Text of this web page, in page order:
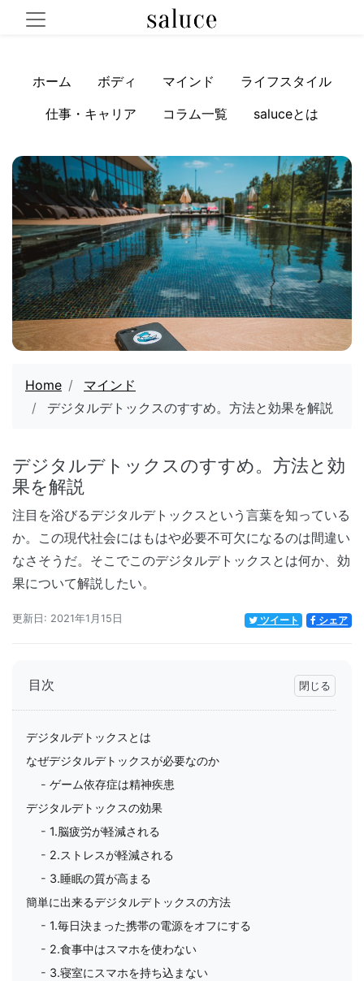
ホーム ボディ マインド
ライフスタイル
仕事・キャリア
コラム一覧 saluceとは
Home
マインド
デジタルデトックスのすすめ。方法と効果を解説
デジタルデトックスのすすめ。方法と効
果を解説
注目を浴びるデジタルデトックスという言葉を知っている
か。この現代社会にはもはや必要不可欠になるのは間違い
なさそうだ。そこでこのデジタルデトックスとは何か、効
果について解説したい。
更新日: 2021年1月15日 ツイート シェア
目次
デジタルデトックスとは
なぜデジタルデトックスが必要なのか
ゲーム依存症は精神疾患
デジタルデトックスの効果
1.脳疲労が軽減される
2.ストレスが軽減される
3.睡眠の質が高まる
簡単に出来るデジタルデトックスの方法
1.毎日決まった携帯の電源をオフにする
2.食事中はスマホを使わない
3.寝室にスマホを持ち込まない